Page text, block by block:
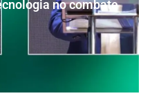
no combate